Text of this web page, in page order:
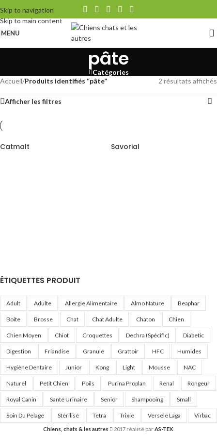
Skip to navigation
Skip to main content
MENU
pâte
Catégories
Accueil/Produits identifiés “pâte” 2 résultats affichés
Afficher les filtres
Catmalt Savorial
ÉTIQUETTES PRODUIT
Adult Adulte Allergie Alimentaire Almo Nature Beaphar
Boite Brosse Chat Chat Adulte Chaton Chien
Chien Moyen Chiot Croquettes Dechra (Spécific) Diabetic
Digestion Friandise Granulé Grattoir HFC Humides
Hygiène Dentaire Junior Kong Light Mousse NAC
Naturel Petit Chien Poils Purina Proplan Renal Rongeur
Royal Canin Santé Urinaire Senior Shampooing Small
Soin Du Pelage Stérilisé Tetra Trixie Versele Laga Virbac
Chiens, chats & les autres 2017 réalisé parAS-TEK